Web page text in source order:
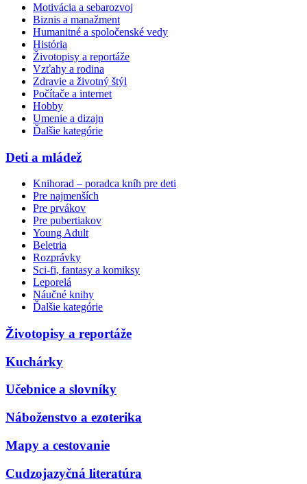
Motivácia a sebarozvoj
Biznis a manažment
Humanitné a spoločenské vedy
História
Životopisy a reportáže
Vzťahy a rodina
Zdravie a životný štýl
Počítače a internet
Hobby
Umenie a dizajn
Ďalšie kategórie
Deti a mládež
Knihorad – poradca kníh pre deti
Pre najmenších
Pre prvákov
Pre pubertiakov
Young Adult
Beletria
Rozprávky
Sci-fi, fantasy a komiksy
Leporelá
Náučné knihy
Ďalšie kategórie
Životopisy a reportáže
Kuchárky
Učebnice a slovníky
Náboženstvo a ezoterika
Mapy a cestovanie
Cudzojazyčná literatúra